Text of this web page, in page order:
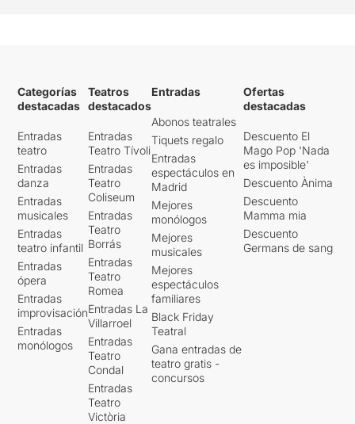
Categorías
destacadas
Entradas
teatro
Entradas
danza
Entradas
musicales
Entradas
teatro infantil
Entradas
ópera
Entradas
improvisación
Entradas
monólogos
Teatros
destacados
Entradas
Teatro Tívoli
Entradas
Teatro
Coliseum
Entradas
Teatro
Borrás
Entradas
Teatro
Romea
Entradas La
Villarroel
Entradas
Teatro
Condal
Entradas
Teatro
Victòria
Entradas
Abonos teatrales
Tiquets regalo
Entradas
espectáculos en
Madrid
Mejores
monólogos
Mejores
musicales
Mejores
espectáculos
familiares
Black Friday
Teatral
Gana entradas de
teatro gratis -
concursos
Ofertas
destacadas
Descuento El
Mago Pop 'Nada
es imposible'
Descuento Ànima
Descuento
Mamma mia
Descuento
Germans de sang